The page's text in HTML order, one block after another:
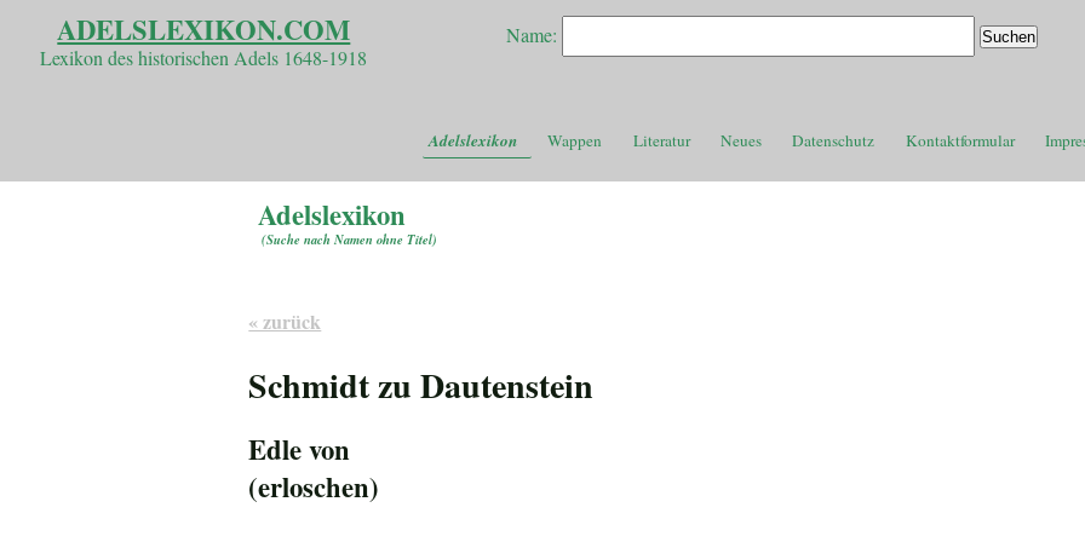
ADELSLEXIKON.COM
Lexikon des historischen Adels 1648-1918
Name:
Adelslexikon Wappen Literatur Neues Datenschutz Kontaktformular
Adelslexikon
(Suche nach Namen ohne Titel)
« zurück
Schmidt zu Dautenstein
Edle von
(erloschen)